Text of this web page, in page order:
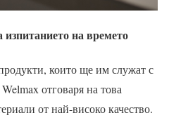
на времето
които ще им служат с
отговаря на това
от най-високо качество.